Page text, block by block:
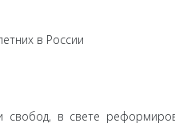
в России
свобод, в свете